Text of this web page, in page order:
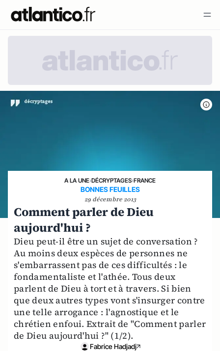
A LA UNE›DÉCRYPTAGES›FRANCE
BONNES FEUILLES
29 décembre 2013
Comment parler de Dieu
aujourd'hui ?
Dieu peut-il être un sujet de conversation ?
Au moins deux espèces de personnes ne
s'embarrassent pas de ces difficultés : le
fondamentaliste et l'athée. Tous deux
parlent de Dieu à tort et à travers. Si bien
que deux autres types vont s'insurger contre
une telle arrogance : l'agnostique et le
chrétien enfoui. Extrait de "Comment parler
de Dieu aujourd'hui ?" (1/2).
Fabrice Hadjadj